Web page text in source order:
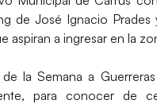
de José Ignacio Prades
aspiran a ingresar en la
de la Semana a
para conocer de